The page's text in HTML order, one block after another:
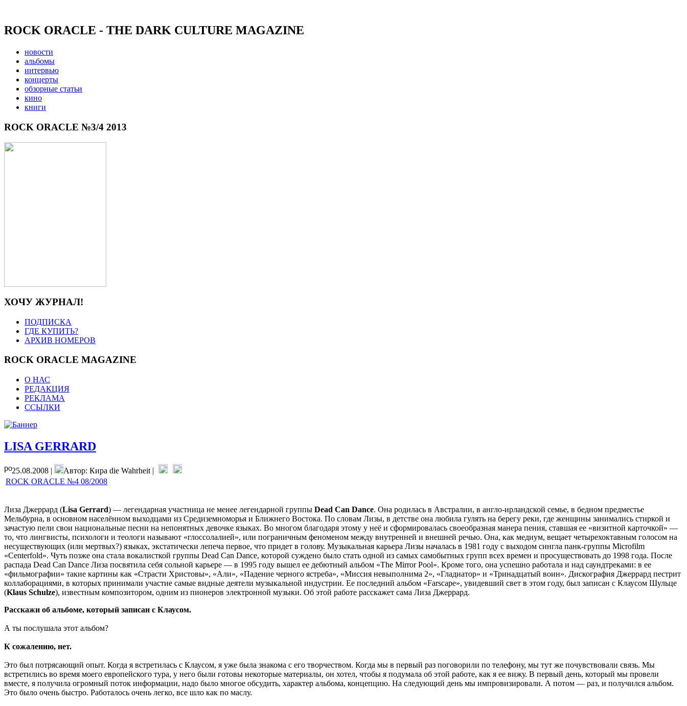
ROCK ORACLE - THE DARK CULTURE MAGAZINE
новости
альбомы
интервью
концерты
обзорные статьи
кино
книги
ROCK ORACLE №3/4 2013
ХОЧУ ЖУРНАЛ!
ПОДПИСКА
ГДЕ КУПИТЬ?
АРХИВ НОМЕРОВ
ROCK ORACLE MAGAZINE
О НАС
РЕДАКЦИЯ
РЕКЛАМА
ССЫЛКИ
LISA GERRARD
25.08.2008 |
Автор: Кира die Wahrheit |
ROCK ORACLE №4 08/2008
Лиза Джеррард (Lisa Gerrard) — легендарная участница не менее легендарной группы Dead Can Dance. Она родилась в Австралии, в англо-ирландской семье, в бедном предместье
Мельбурна, в основном населённом выходцами из Средиземноморья и Ближнего Востока. По словам Лизы, в детстве она любила гулять на берегу реки, где женщины занимались стиркой и
зачастую пели свои национальные песни на непонятных девочке языках. Во многом благодаря этому у неё и сформировалась своеобразная манера пения, ставшая ее «визитной карточкой» —
то, что лингвисты, психологи и теологи называют «глоссолалией», или пограничным феноменом между внутренней и внешней речью. Она, как медиум, вещает четырехоктавным голосом на
несуществующих (или мертвых?) языках, экстатически лепеча первое, что придет в голову. Музыкальная карьера Лизы началась в 1981 году с выходом сингла панк-группы Microfilm
«Centerfold». Чуть позже она стала вокалисткой группы Dead Can Dance, которой суждено было стать одной из самых самобытных групп всех времен и просуществовать до 1998 года. После
распада Dead Can Dance Лиза посвятила себя сольной карьере — в 1995 году вышел ее дебютный альбом «The Mirror Pool». Кроме того, она успешно работала и над саундтреками: в ее
«фильмографии» такие картины как «Страсти Христовы», «Али», «Падение черного ястреба», «Миссия невыполнима 2», «Гладиатор» и «Тринадцатый воин». Дискография Джеррард пестрит
коллаборациями, в которых принимали участие самые видные деятели музыкальной индустрии. Ее последний альбом «Farscape», увидевший свет в этом году, был записан с Клаусом Шульце
(Klaus Schulze), известным композитором, одним из пионеров электронной музыки. Об этой работе расскажет сама Лиза Джеррард.
Расскажи об альбоме, который записан с Клаусом.
А ты послушала этот альбом?
К сожалению, нет.
Это был потрясающий опыт. Когда я встретилась с Клаусом, я уже была знакома с его творчеством. Когда мы в первый раз поговорили по телефону, мы тут же почувствовали связь. Мы
встретились во время моего европейского тура, у него были готовы некоторые материалы, он хотел, чтобы я подумала об этой работе, как я ее вижу. В первый день, который мы провели
вместе, я получила огромный поток информации, надо было многое обсудить, характер альбома, концепцию. На следующий день мы импровизировали. А потом — раз, и получился альбом.
Это было очень быстро. Работалось очень легко, все шло как по маслу.